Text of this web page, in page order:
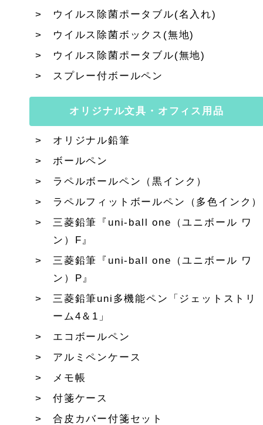
ウイルス除菌ポータブル(名入れ)
ウイルス除菌ボックス(無地)
ウイルス除菌ポータブル(無地)
スプレー付ボールペン
オリジナル文具・オフィス用品
オリジナル鉛筆
ボールペン
ラペルボールペン（黒インク）
ラペルフィットボールペン（多色インク）
三菱鉛筆『uni-ball one（ユニボール ワ
ン）F』
三菱鉛筆『uni-ball one（ユニボール ワ
ン）P』
三菱鉛筆uni多機能ペン「ジェットストリ
ーム4＆1」
エコボールペン
アルミペンケース
メモ帳
付箋ケース
合皮カバー付箋セット